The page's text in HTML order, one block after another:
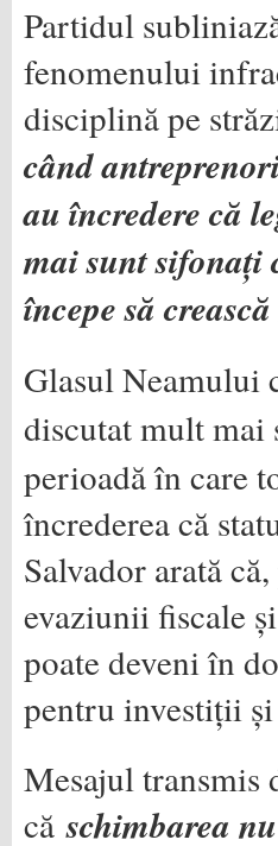
Partidul
fenomenului
disciplină pe
când
au încredere că
mai sunt sifonați
începe să
Glasul Neamului
discutat mult mai
perioadă în care
încrederea că
Salvador arată
evaziunii fiscale
poate deveni în
pentru investiții
Mesajul transmis
căschimbarea